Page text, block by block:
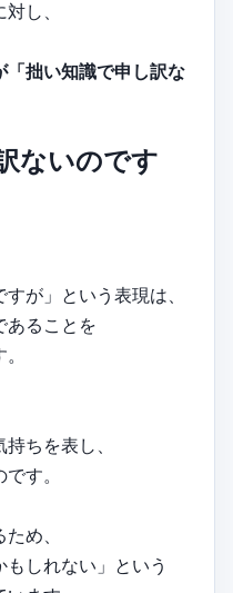
し、
「拙い知識で申し訳な
ないのです
が」という表現は、
あることを
ちを表し、
す。
め、
しれない」という